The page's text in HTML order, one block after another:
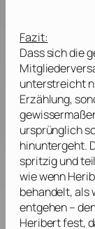
Fazit:
Dass sich die
unterstreicht
Erzählung,
ursprünglich
hinuntergeht.
spritzig und
wie wenn
behandelt, als
entgehen –
Heribert fest,